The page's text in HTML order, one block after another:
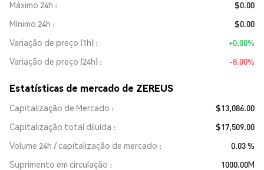
Máximo 24h
$0.00
Mínimo 24h
$0.00
Variação de preço (1h)
+0.00%
Variação de preço (24h)
-8.00%
Estatísticas de mercado de ZEREUS
Capitalização de Mercado
$13,086.00
Capitalização total diluída
$17,509.00
Volume 24h / capitalização de mercado
0.03 %
Suprimento em circulação
1000.00M